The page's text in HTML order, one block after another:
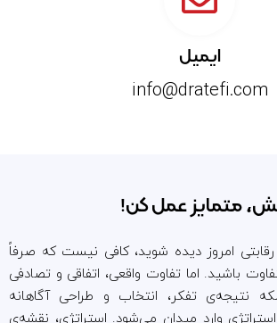
ایمیل
info@dratefi.com
متمایز عمل کن!
رقابتی امروز دیده شوید، کافی نیست که صرفاً
باشید. اما تفاوت واقعی، اتفاقی و تصادفی
نتیجه‌ی تفکر، انتخاب و طراحی آگاهانه
وارد میدان می‌شود. استراتژی، نقشه‌ی